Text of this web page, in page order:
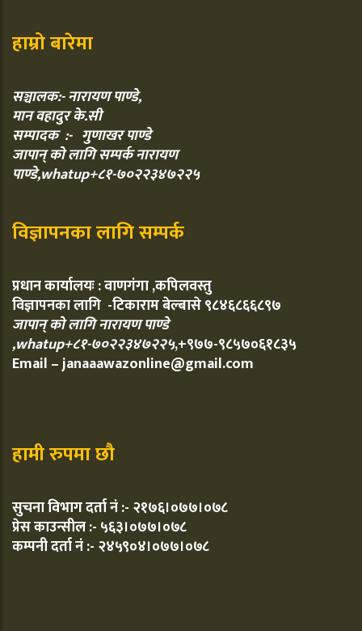
हाम्रो बारेमा
सञ्चालक:- नारायण पाण्डे,
मान वहादुर के.सी
सम्पादक :- गुणाखर पाण्डे
जापान् को लागि सम्पर्क नारायण
पाण्डे,whatup+८१-७०२२३४७२२५
विज्ञापनका लागि सम्पर्क
प्रधान कार्यालयः : वाणगंगा ,कपिलवस्तु
विज्ञापनका लागि -टिकाराम बेल्बासे ९८४६८६६८९७
जापान् को लागि नारायण पाण्डे
,whatup+८१-७०२२३४७२२५,+९७७-९८५७०६१८३५
Email – janaaawazonline@gmail.com
हामी रुपमा छौ
सुचना विभाग दर्ता नं :- २१७६।०७७।०७८
प्रेस काउन्सील :- ५६३।०७७।०७८
कम्पनी दर्ता नं :- २४५९०४।०७७।०७८